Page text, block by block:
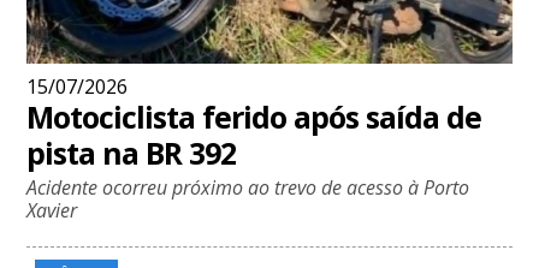
15/07/2026
Motociclista ferido após saída de
pista na BR 392
Acidente ocorreu próximo ao trevo de acesso à Porto
Xavier